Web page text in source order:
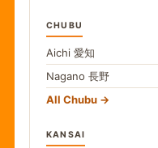
CHUBU
Aichi 愛知
Nagano 長野
All Chubu
KANSAI